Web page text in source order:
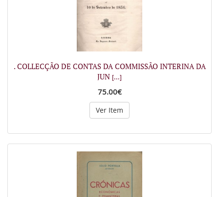
. COLLECÇÃO DE CONTAS DA COMMISSÃO INTERINA DA
JUN [...]
75.00€
Ver Item